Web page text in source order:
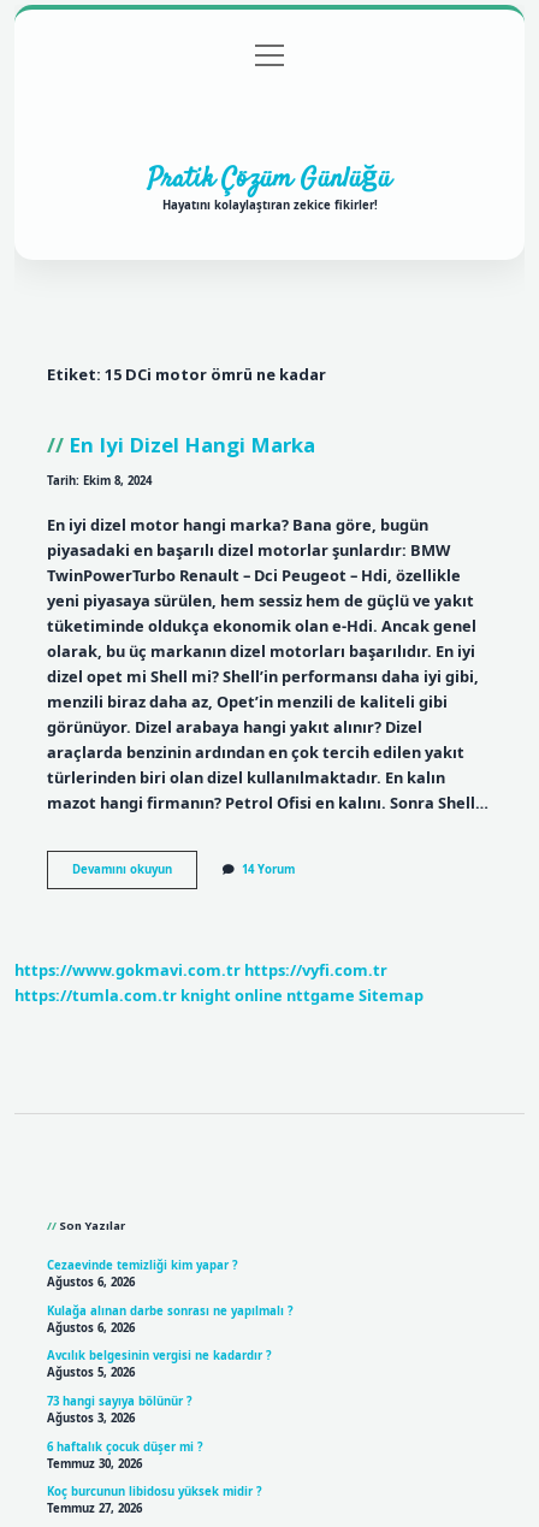
Gizlilik Politikası
menüyü
aç
Pratik Çözüm Günlüğü
Hayatını kolaylaştıran zekice fikirler!
Etiket: 15 DCi motor ömrü ne kadar
En Iyi Dizel Hangi Marka
Tarih: Ekim 8, 2024
En iyi dizel motor hangi marka? Bana göre, bugün
piyasadaki en başarılı dizel motorlar şunlardır: BMW
TwinPowerTurbo Renault – Dci Peugeot – Hdi, özellikle
yeni piyasaya sürülen, hem sessiz hem de güçlü ve yakıt
tüketiminde oldukça ekonomik olan e-Hdi. Ancak genel
olarak, bu üç markanın dizel motorları başarılıdır. En iyi
dizel opet mi Shell mi? Shell’in performansı daha iyi gibi,
menzili biraz daha az, Opet’in menzili de kaliteli gibi
görünüyor. Dizel arabaya hangi yakıt alınır? Dizel
araçlarda benzinin ardından en çok tercih edilen yakıt
türlerinden biri olan dizel kullanılmaktadır. En kalın
mazot hangi firmanın? Petrol Ofisi en kalını. Sonra Shell…
Devamını okuyunEn
Iyi
14 Yorum
https://www.gokmavi.com.tr https://vyfi.com.tr
https://tumla.com.tr knight online nttgame Sitemap
Son Yazılar
Cezaevinde temizliği kim yapar ?
Ağustos 6, 2026
Kulağa alınan darbe sonrası ne yapılmalı ?
Ağustos 6, 2026
Avcılık belgesinin vergisi ne kadardır ?
Ağustos 5, 2026
73 hangi sayıya bölünür ?
Ağustos 3, 2026
6 haftalık çocuk düşer mi ?
Temmuz 30, 2026
Koç burcunun libidosu yüksek midir ?
Temmuz 27, 2026